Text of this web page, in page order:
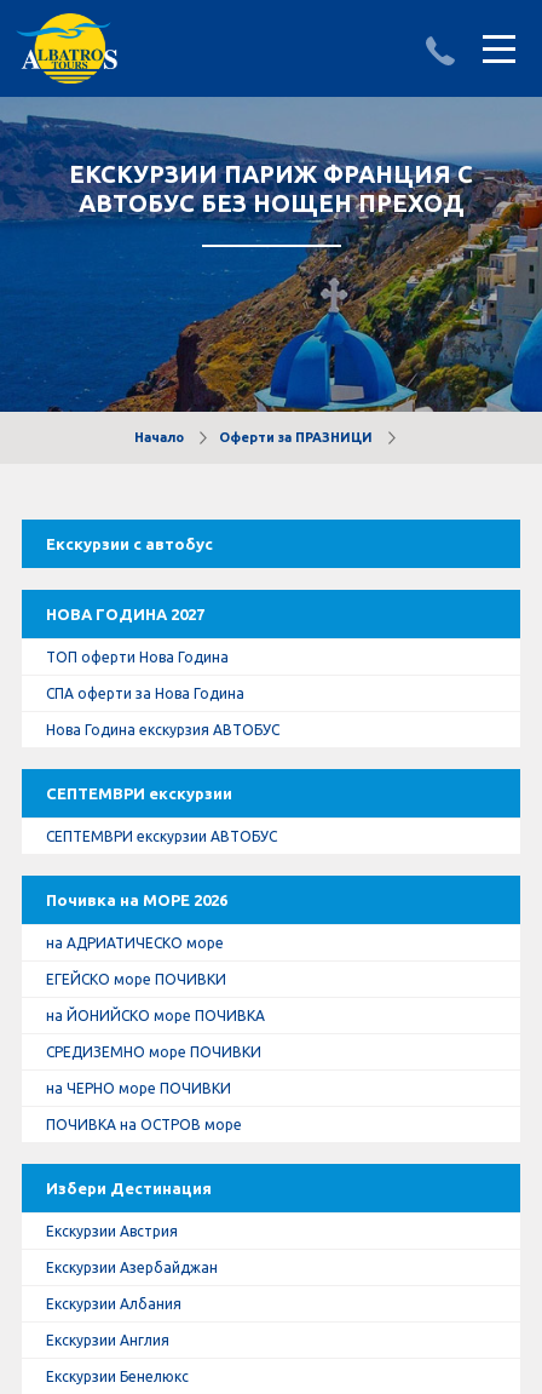
ДЕСТИНАЦИИ
АЛБАНИЯ
ТУРЦИЯ
Оферти За Нова Година
Септемврийски Празници
Автобусни Екскурзии
Албатрос Турс
Документи
Стандартен Формуляр
ИЗПРАТИ ЗАПИТВАНЕ
ЕКСКУРЗИИ ПАРИЖ ФРАНЦИЯ С
АВТОБУС БЕЗ НОЩЕН ПРЕХОД
Начало Оферти за ПРАЗНИЦИ
Екскурзии с автобус
НОВА ГОДИНА 2027
ТОП оферти Нова Година
СПА оферти за Нова Година
Нова Година екскурзия АВТОБУС
СЕПТЕМВРИ екскурзии
СЕПТЕМВРИ екскурзии АВТОБУС
Почивка на МОРЕ 2026
на АДРИАТИЧЕСКО море
ЕГЕЙСКО море ПОЧИВКИ
на ЙОНИЙСКО море ПОЧИВКА
СРЕДИЗЕМНО море ПОЧИВКИ
на ЧЕРНО море ПОЧИВКИ
ПОЧИВКА на ОСТРОВ море
Избери Дестинация
Екскурзии Австрия
Екскурзии Азербайджан
Екскурзии Албания
Екскурзии Англия
Екскурзии Бенелюкс